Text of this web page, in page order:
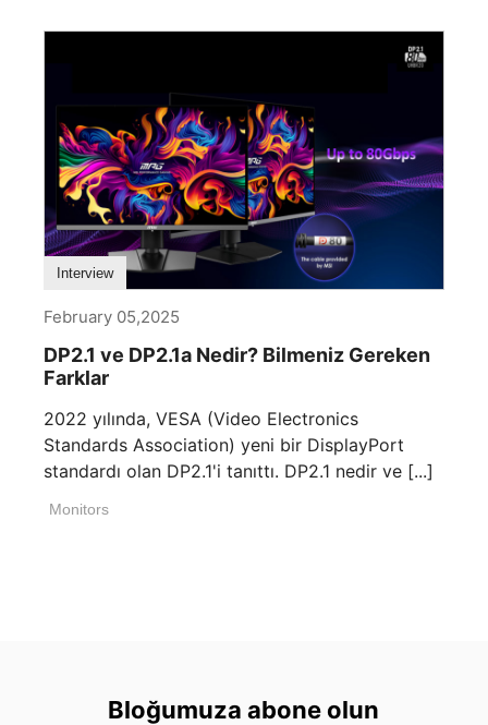
Interview
February 05,2025
DP2.1 ve DP2.1a Nedir? Bilmeniz Gereken
Farklar
2022 yılında, VESA (Video Electronics
Standards Association) yeni bir DisplayPort
standardı olan DP2.1'i tanıttı. DP2.1 nedir ve [...]
Monitors
Bloğumuza abone olun